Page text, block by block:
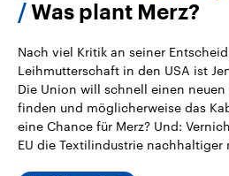
Was plant Merz?
Nach viel Kritik an seiner
Leihmutterschaft in den USA ist
Die Union will schnell einen
finden und möglicherweise das
eine Chance für Merz? Und:
EU die Textilindustrie nachhaltiger